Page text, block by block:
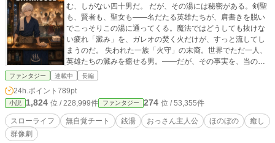
む、しがない四十男だ。 だが、その湯には秘密がある。剣聖
も、賢者も、聖女も――名だたる英雄たちが、肩書きを脱い
でこっそりこの湯に通ってくる。魔法ではどうしても抜けな
い疲れ「澱み」を、ガレオの焚く火だけが、すっと流してし
まうのだ。 失われた一族「火守」の末裔。世界でただ一人、
英雄たちの澱みを癒せる男。――だが、その事実を、当の本
人だけが知らない。 「うちはただの銭湯ですよ」と首をかし
っとのれんをくぐる。 肩書きを脱げる場所の、あたたかな群
像ものがたり。
ファンタジー 連載中 長編
24h.ポイント 789pt
小説 1,824 位 / 228,999件 ファンタジー 274 位 / 53,355件
スローライフ 無自覚チート 銭湯 おっさん主人公 ほのぼの
癒し
群像劇